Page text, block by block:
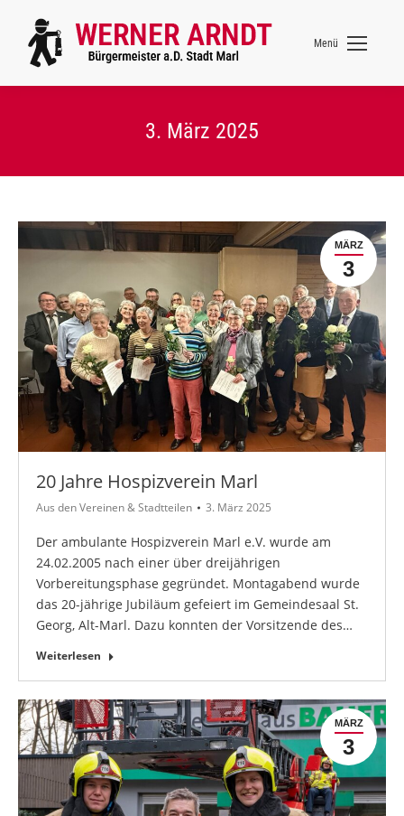
Menü
3. März 2025
MÄRZ
3
20 Jahre Hospizverein Marl
Aus den Vereinen & Stadtteilen 3. März 2025
Der ambulante Hospizverein Marl e.V. wurde am
24.02.2005 nach einer über dreijährigen
Vorbereitungsphase gegründet. Montagabend wurde
das 20-jährige Jubiläum gefeiert im Gemeindesaal St.
Georg, Alt-Marl. Dazu konnten der Vorsitzende des…
Weiterlesen
MÄRZ
3